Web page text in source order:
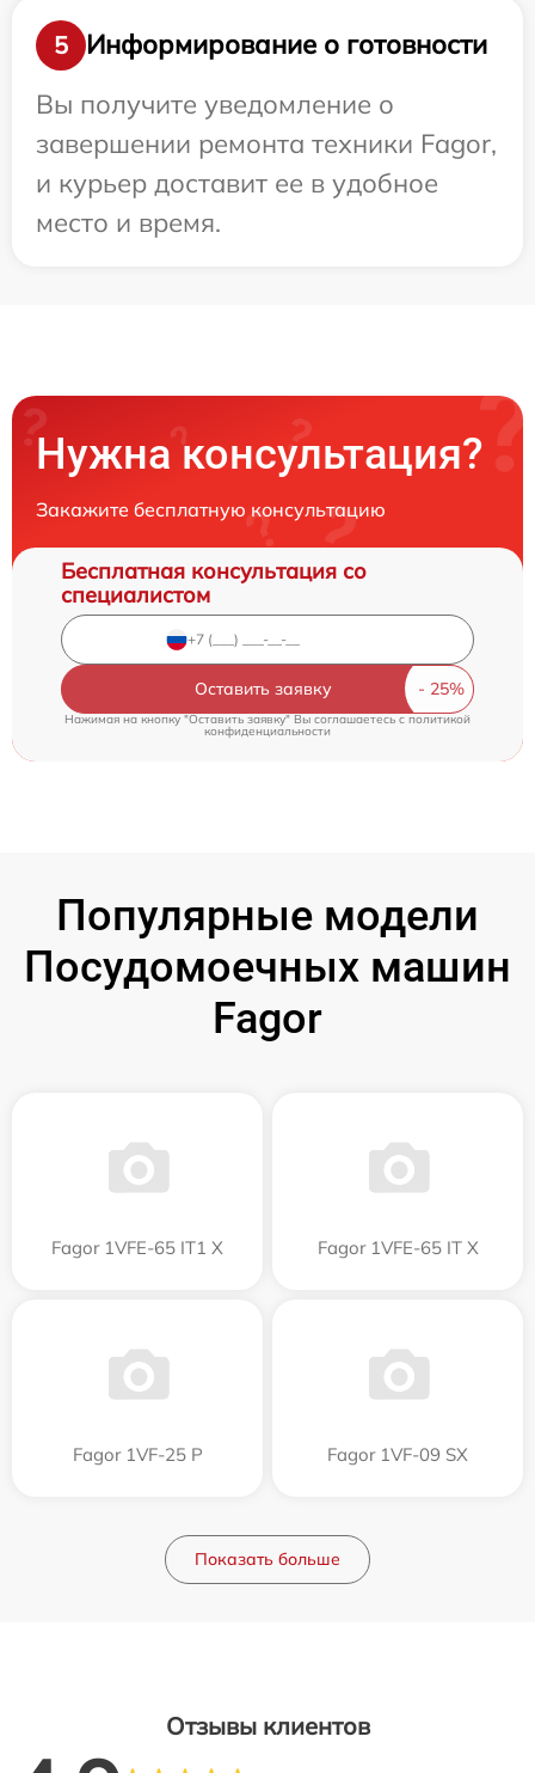
5
Информирование о готовности
Вы получите уведомление о
завершении ремонта техники Fagor,
и курьер доставит ее в удобное
место и время.
Нужна консультация?
Закажите бесплатную консультацию
Бесплатная консультация со
специалистом
Оставить заявку
Нажимая на кнопку "Оставить заявку" Вы соглашаетесь cполитикой
конфиденциальности
Популярные модели
Посудомоечных машин
Fagor
Fagor 1VFE-65 IT1 X Fagor 1VFE-65 IT X
Fagor 1VF-25 P Fagor 1VF-09 SX
Показать больше
Отзывы клиентов